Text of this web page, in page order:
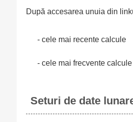
După accesarea unuia din
- cele mai recente calcule
- cele mai frecvente calcule
Seturi de date